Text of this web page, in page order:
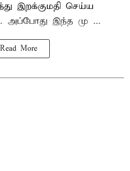
இறக்குமதி செய்ய
அப்போது இந்த மு ...
Read More